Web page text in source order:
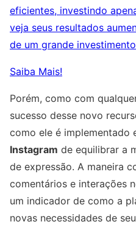
eficientes, investindo
veja seus resultados
de um grande
Saiba Mais!
Porém, como com
sucesso desse novo
como ele é implementado
Instagram de equilibrar a
de expressão. A maneira
comentários e interações
um indicador de como a
novas necessidades de